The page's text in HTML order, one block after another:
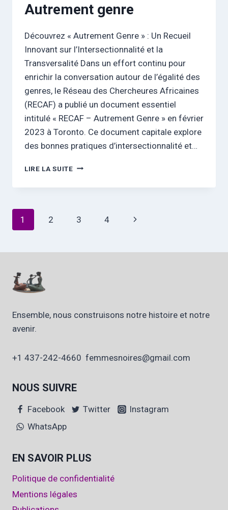
Autrement genre
Découvrez « Autrement Genre » : Un Recueil
Innovant sur l’Intersectionnalité et la
Transversalité Dans un effort continu pour
enrichir la conversation autour de l’égalité des
genres, le Réseau des Chercheures Africaines
(RECAF) a publié un document essentiel
intitulé « RECAF – Autrement Genre » en février
2023 à Toronto. Ce document capitale explore
des bonnes pratiques d’intersectionnalité et…
LIRE LA SUITEAUTREMENT
Navigation
1 2 3 4
Page
Ensemble, nous construisons notre histoire et notre
avenir.
+1 437-242-4660 femmesnoires@gmail.com
NOUS SUIVRE
Facebook Twitter
Instagram
WhatsApp
EN SAVOIR PLUS
Politique de confidentialité
Mentions légales